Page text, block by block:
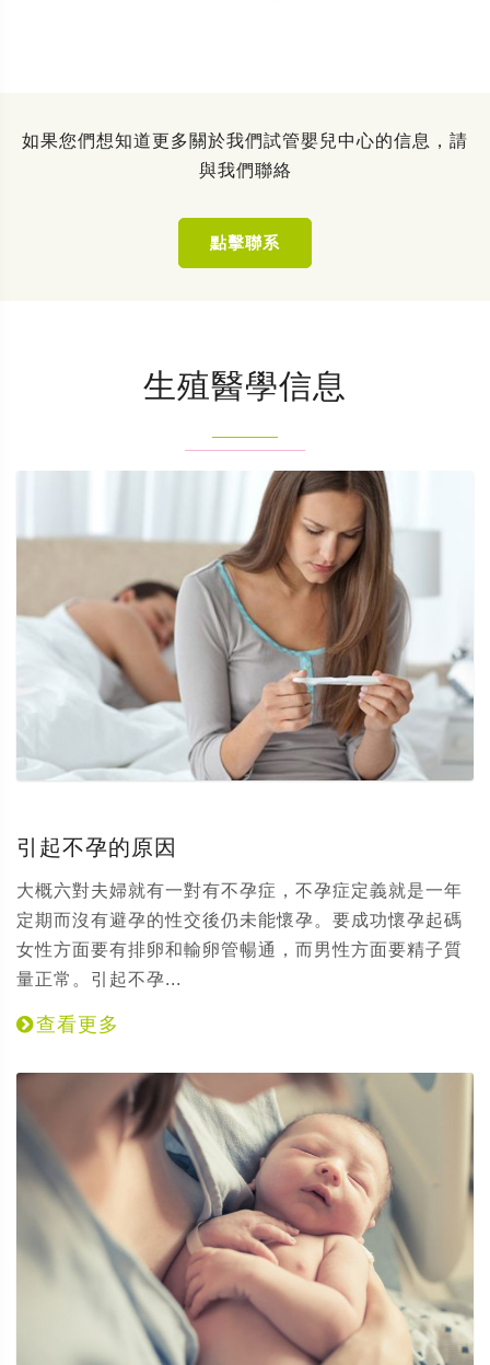
如果您們想知道更多關於我們試管嬰兒中心的信息，請
與我們聯絡
點擊聯系
生殖醫學信息
引起不孕的原因
大概六對夫婦就有一對有不孕症，不孕症定義就是一年
定期而沒有避孕的性交後仍未能懷孕。要成功懷孕起碼
女性方面要有排卵和輸卵管暢通，而男性方面要精子質
量正常。引起不孕...
查看更多